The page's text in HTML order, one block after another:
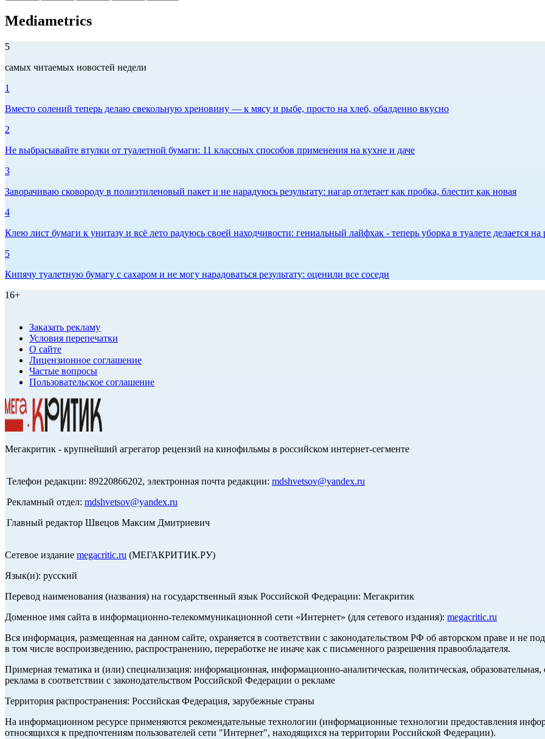
Mediametrics
5
самых читаемых новостей недели
1
Вместо солений теперь делаю свекольную хреновину — к мясу и рыбе, просто на хлеб, обалденно вкусно
2
Не выбрасывайте втулки от туалетной бумаги: 11 классных способов применения на кухне и даче
3
Заворачиваю сковороду в полиэтиленовый пакет и не нарадуюсь результату: нагар отлетает как пробка, блестит как новая
4
Клею лист бумаги к унитазу и всё лето радуюсь своей находчивости: гениальный лайфхак - теперь уборка в туалете делается на
5
Кипячу туалетную бумагу с сахаром и не могу нарадоваться результату: оценили все соседи
16+
Заказать рекламу
Условия перепечатки
О сайте
Лицензионное соглашение
Частые вопросы
Пользовательское соглашение
Мегакритик - крупнейший агрегатор рецензий на кинофильмы в российском интернет-сегменте
Телефон редакции: 89220866202, электронная почта редакции: mdshvetsov@yandex.ru
Рекламный отдел: mdshvetsov@yandex.ru
Главный редактор Швецов Максим Дмитриевич
Сетевое издание megacritic.ru (МЕГАКРИТИК.РУ)
Язык(и): русский
Перевод наименования (названия) на государственный язык Российской Федерации: Мегакритик
Доменное имя сайта в информационно-телекоммуникационной сети «Интернет» (для сетевого издания): megacritic.ru
Вся информация, размещенная на данном сайте, охраняется в соответствии с законодательством РФ об авторском праве и не
в том числе воспроизведению, распространению, переработке не иначе как с письменного разрешения правообладателя.
Примерная тематика и (или) специализация: информационная, информационно-аналитическая, политическая, образовательная,
реклама в соответствии с законодательством Российской Федерации о рекламе
Территория распространения: Российская Федерация, зарубежные страны
На информационном ресурсе применяются рекомендательные технологии (информационные технологии предоставления
относящихся к предпочтениям пользователей сети "Интернет", находящихся на территории Российской Федерации).